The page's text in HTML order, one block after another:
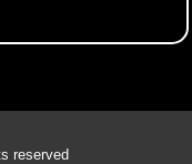
reserved